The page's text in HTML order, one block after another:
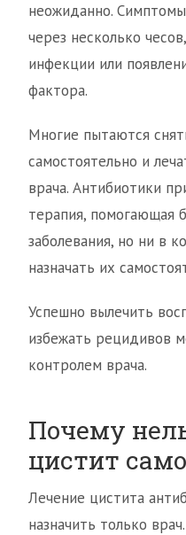
неожиданно.
через несколько
инфекции или
фактора.
Многие пытаются
самостоятельно и
врача. Антибиотики
терапия, помогающая
заболевания, но ни в
назначать их
Успешно вылечить
избежать рецидивов
контролем врача.
Почему
цистит
Лечение цистита
назначить только